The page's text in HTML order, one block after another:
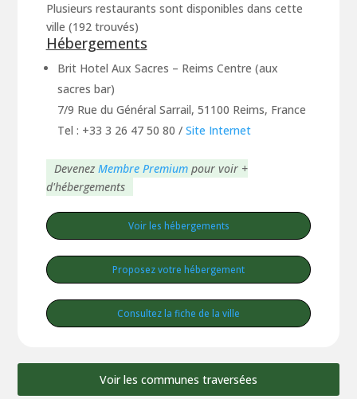
Plusieurs restaurants sont disponibles dans cette
ville (192 trouvés)
Hébergements
Brit Hotel Aux Sacres – Reims Centre (aux
sacres bar)
7/9 Rue du Général Sarrail, 51100 Reims, France
Tel : +33 3 26 47 50 80 / Site Internet
Devenez Membre Premiumpour voir +
d'hébergements
Voir les hébergements
Proposez votre hébergement
Consultez la fiche de la ville
Voir les communes traversées